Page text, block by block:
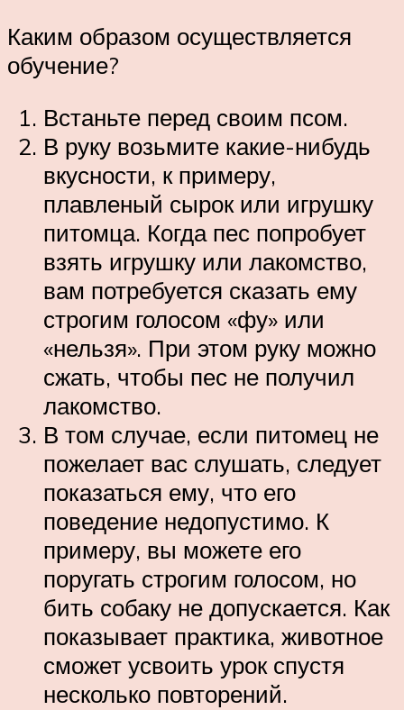
Каким образом осуществляется
обучение?
Встаньте перед своим псом.
В руку возьмите какие-нибудь
вкусности, к примеру,
плавленый сырок или игрушку
питомца. Когда пес попробует
взять игрушку или лакомство,
вам потребуется сказать ему
строгим голосом «фу» или
«нельзя». При этом руку можно
сжать, чтобы пес не получил
лакомство.
В том случае, если питомец не
пожелает вас слушать, следует
показаться ему, что его
поведение недопустимо. К
примеру, вы можете его
поругать строгим голосом, но
бить собаку не допускается. Как
показывает практика, животное
сможет усвоить урок спустя
несколько повторений.